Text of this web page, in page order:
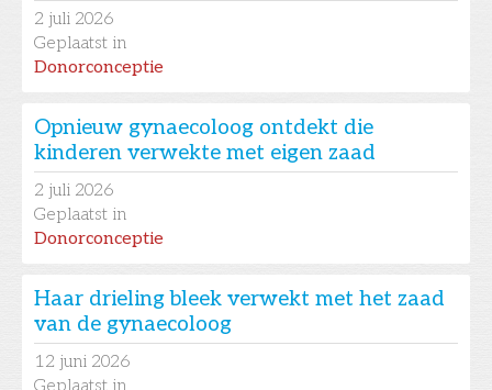
2 juli 2026
Geplaatst in
Donorconceptie
Opnieuw gynaecoloog ontdekt die
kinderen verwekte met eigen zaad
2 juli 2026
Geplaatst in
Donorconceptie
Haar drieling bleek verwekt met het zaad
van de gynaecoloog
12 juni 2026